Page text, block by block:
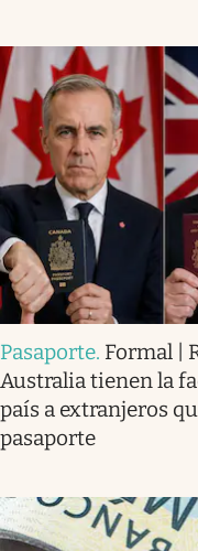
Pasaporte. Formal |
Australia tienen la
país a extranjeros
pasaporte